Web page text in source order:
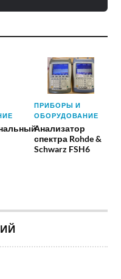
ПРИБОРЫ И
ОБОРУДОВАНИЕ
Анализатор
спектра Rohde &
Schwarz FSH6